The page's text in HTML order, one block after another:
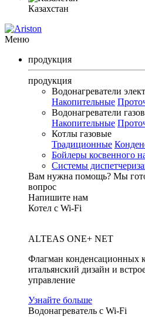
Казахстан
Меню
продукция
продукция
Водонагреватели
Накопительные
Водонагреватели
Накопительные
Котлы газовые
Традиционные
Бойлеры косвенного
Системы
Вам нужна помощь? Мы
вопрос
Напишите нам
Котел с Wi-Fi
ALTEAS ONE+ NET
Флагман конденсационных
итальянский дизайн и
управление
Узнайте больше
Водонагреватель с Wi-Fi